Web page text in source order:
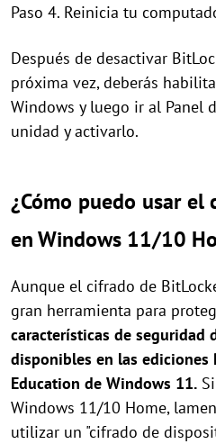
Paso 4. Reinicia tu
Después de desactivar
próxima vez, deberás
Windows y luego ir al Panel
unidad y activarlo.
¿Cómo puedo usar el
en Windows 11/10
Aunque el cifrado de
gran herramienta para
características de seguridad
disponibles en las ediciones
Education de Windows 11.
Windows 11/10 Home,
utilizar un "cifrado de